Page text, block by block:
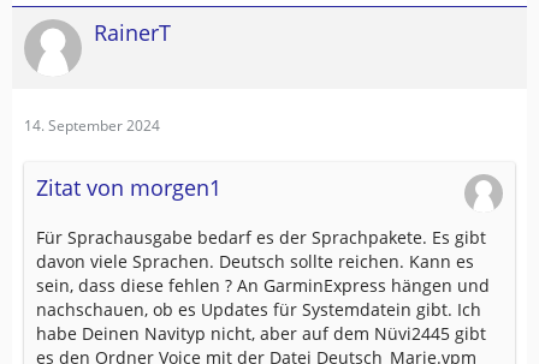
RainerT
14. September 2024
Zitat von morgen1
Für Sprachausgabe bedarf es der Sprachpakete. Es gibt
davon viele Sprachen. Deutsch sollte reichen. Kann es
sein, dass diese fehlen ? An GarminExpress hängen und
nachschauen, ob es Updates für Systemdatein gibt. Ich
habe Deinen Navityp nicht, aber auf dem Nüvi2445 gibt
es den Ordner Voice mit der Datei Deutsch_Marie.vpm